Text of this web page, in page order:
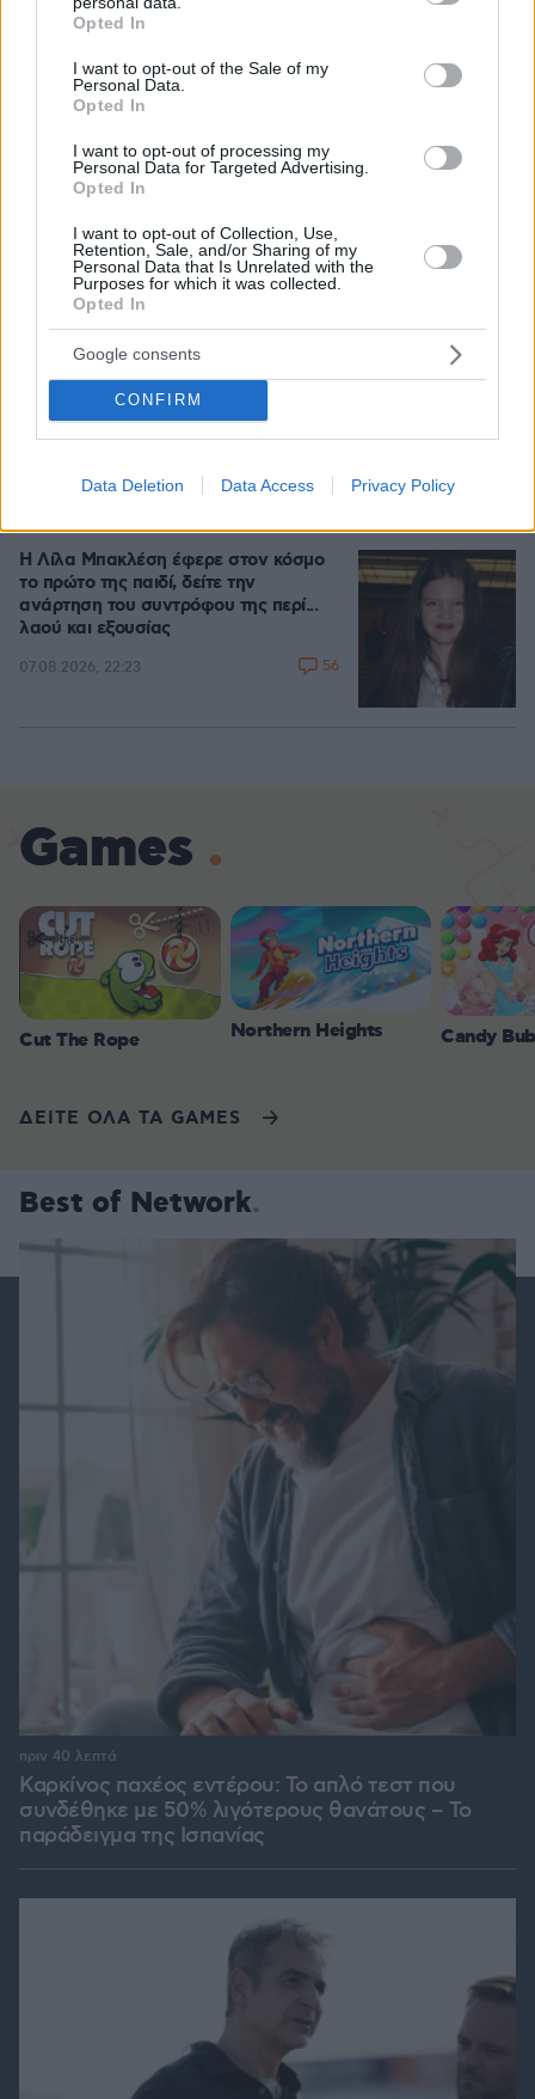
grant or deny consent to Google and its third-party tags to
use your data for below specified purposes in below Google
consent section.
Opted In
I want to opt-out of the Sale of my
Personal Data.
Opted In
I want to opt-out of processing my
Personal Data for Targeted Advertising.
Opted In
I want to opt-out of Collection, Use,
Retention, Sale, and/or Sharing of my
Personal Data that Is Unrelated with the
Purposes for which it was collected.
Opted In
Google consents
CONFIRM
Data Deletion Data Access Privacy Policy
07.08.2026, 23:43
Φραντσέσκα Τόκα: Η Ιταλίδα «νύφη»
της Eurovision ποζάρει με μπικίνι και...
ολόγυμνη στην μπανιέρα της, δείτε
07.08.2026, 20:57 42
Όταν ο σεισμός της Κρήτης «λάβωσε»
τον Φάρο της Αλεξάνδρειας
08.08.2026, 08:33
Η Λίλα Μπακλέση έφερε στον κόσμο
το πρώτο της παιδί, δείτε την
ανάρτηση του συντρόφου της περί...
λαού και εξουσίας
07.08.2026, 22:23 56
Games
Cut The Rope Northern Heights Candy
ΔΕΙΤΕ ΟΛΑ ΤΑ GAMES
Best of Network
Καρκίνος παχέος εντέρου: Το απλό τεστ που
συνδέθηκε με 50% λιγότερους θανάτους – Το
παράδειγμα της Ισπανίας
πριν 40 λεπτά